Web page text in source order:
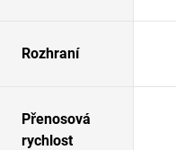
Rozhraní
Přenosová
rychlost